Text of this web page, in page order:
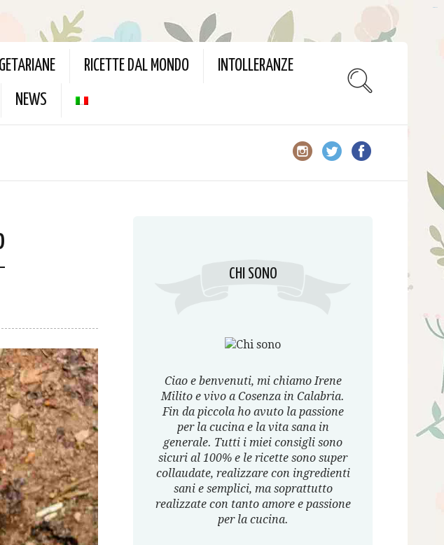
RICETTE DAL MONDO INTOLLERANZE
NEWS
CHI SONO
Ciao e benvenuti, mi chiamo Irene
Milito e vivo a Cosenza in Calabria.
Fin da piccola ho avuto la passione
per la cucina e la vita sana in
generale. Tutti i miei consigli sono
sicuri al 100% e le ricette sono super
collaudate, realizzare con ingredienti
sani e semplici, ma soprattutto
realizzate con tanto amore e passione
per la cucina.